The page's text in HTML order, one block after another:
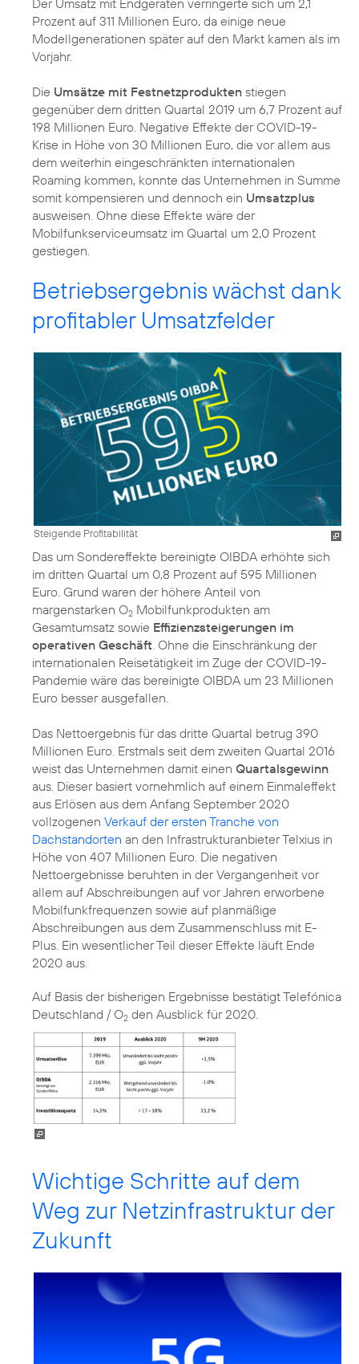
Prozent auf 311 Millionen Euro, da einige neue
Modellgenerationen später auf den Markt kamen als im
Vorjahr.
Die Umsätze mit Festnetzprodukten stiegen
gegenüber dem dritten Quartal 2019 um 6,7 Prozent auf
198 Millionen Euro. Negative Effekte der COVID-19-
Krise in Höhe von 30 Millionen Euro, die vor allem aus
dem weiterhin eingeschränkten internationalen
Roaming kommen, konnte das Unternehmen in Summe
somit kompensieren und dennoch ein Umsatzplus
ausweisen. Ohne diese Effekte wäre der
Mobilfunkserviceumsatz im Quartal um 2,0 Prozent
gestiegen.
Betriebsergebnis wächst dank
profitabler Umsatzfelder
Steigende Profitabilität
Das um Sondereffekte bereinigte OIBDA erhöhte sich
im dritten Quartal um 0,8 Prozent auf 595 Millionen
Euro. Grund waren der höhere Anteil von
margenstarken O2 Mobilfunkprodukten am
Gesamtumsatz sowie Effizienzsteigerungen im
operativen Geschäft. Ohne die Einschränkung der
internationalen Reisetätigkeit im Zuge der COVID-19-
Pandemie wäre das bereinigte OIBDA um 23 Millionen
Euro besser ausgefallen.
Das Nettoergebnis für das dritte Quartal betrug 390
Millionen Euro. Erstmals seit dem zweiten Quartal 2016
weist das Unternehmen damit einen Quartalsgewinn
aus. Dieser basiert vornehmlich auf einem Einmaleffekt
aus Erlösen aus dem Anfang September 2020
vollzogenen Verkauf der ersten Tranche von
Dachstandorten an den Infrastrukturanbieter Telxius in
Höhe von 407 Millionen Euro. Die negativen
Nettoergebnisse beruhten in der Vergangenheit vor
allem auf Abschreibungen auf vor Jahren erworbene
Mobilfunkfrequenzen sowie auf planmäßige
Abschreibungen aus dem Zusammenschluss mit E-
Plus. Ein wesentlicher Teil dieser Effekte läuft Ende
Auf Basis der bisherigen Ergebnisse bestätigt Telefónica
Deutschland / O2 den Ausblick für 2020.
Wichtige Schritte auf dem
Weg zur Netzinfrastruktur der
Zukunft